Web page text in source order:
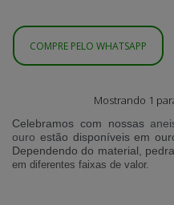
COMPRE PELO WHATSAPP
Mostrando 1
Celebramos com nossas
ouro estão disponíveis em
Dependendo do material,
em diferentes faixas de valor.